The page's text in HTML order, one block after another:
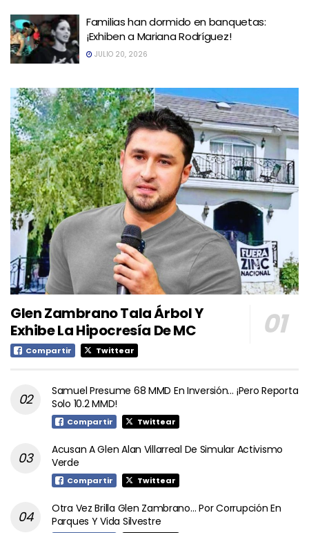
Familias han dormido en banquetas:
¡Exhiben a Mariana Rodríguez!
JULIO 20, 2026
Glen Zambrano Tala Árbol Y
Exhibe La Hipocresía De MC
Compartir Twittear
Samuel Presume 68 MMD En Inversión… ¡Pero Reporta
Solo 10.2 MMD!
Compartir Twittear
Acusan A Glen Alan Villarreal De Simular Activismo
Verde
Compartir Twittear
Otra Vez Brilla Glen Zambrano… Por Corrupción En
Parques Y Vida Silvestre